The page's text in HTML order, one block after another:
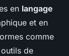
en langage
et en
comme
de